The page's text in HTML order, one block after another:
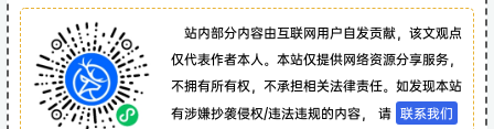
站内部分内容由互联网用户自发贡献，该文观点
仅代表作者本人。本站仅提供网络资源分享服务，
不拥有所有权，不承担相关法律责任。如发现本站
有涉嫌抄袭侵权/违法违规的内容， 请 联系我们